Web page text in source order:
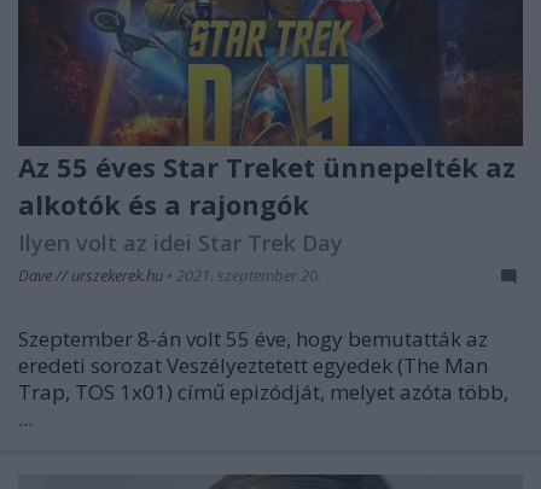
Az 55 éves Star Treket ünnepelték az
alkotók és a rajongók
Ilyen volt az idei Star Trek Day
Dave // urszekerek.hu • 2021. szeptember 20.
Szeptember 8-án volt 55 éve, hogy bemutatták az
eredeti sorozatVeszélyeztetett egyedek (The Man
Trap, TOS 1x01) című epizódját, melyet azóta több,
...